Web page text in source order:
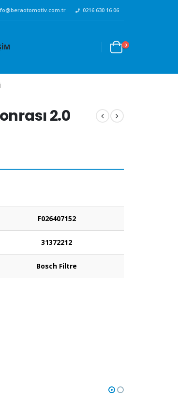
0216 630 16 06
0
2.0
F026407152
31372212
Bosch Filtre